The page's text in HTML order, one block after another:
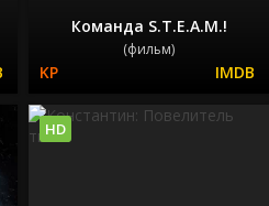
Команда S.T.E.A.M.!
(фильм)
HD